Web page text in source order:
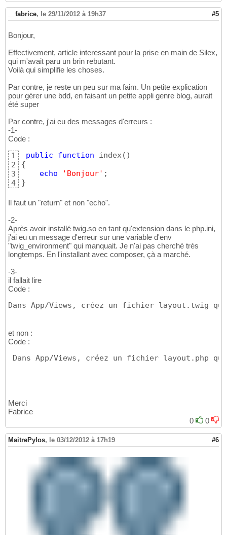
__fabrice, le 29/11/2012 à 19h37 #5
Bonjour,
Effectivement, article interessant pour la prise en main de Silex,
qui m'avait paru un brin rebutant.
Voilà qui simplifie les choses.
Par contre, je reste un peu sur ma faim. Un petite explication
pour gérer une bdd, en faisant un petite appli genre blog, aurait
été super
Par contre, j'ai eu des messages d'erreurs :
-1-
Code :
1
2
3
4
public function index( )
{
echo
'Bonjour'
}
Il faut un "return" et non "echo".
-2-
Après avoir installé twig.so en tant qu'extension dans le php.ini,
j'ai eu un message d'erreur sur une variable d'env
"twig_environment" qui manquait. Je n'ai pas cherché très
longtemps. En l'installant avec composer, çà a marché.
-3-
il fallait lire
Code :
Dans App/Views, créez un fichier layout.twig
et non :
Code :
Dans App/Views, créez un fichier layout.php
Merci
Fabrice
0
0
MaitrePylos, le 03/12/2012 à 17h19 #6